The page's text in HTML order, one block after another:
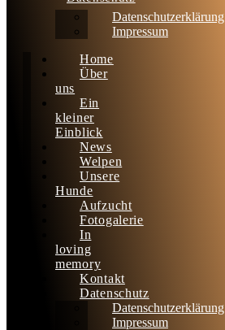
Datenschutzerklärung
Impressum
Home
Über
uns
Ein
kleiner
Einblick
News
Welpen
Unsere
Hunde
Aufzucht
Fotogalerie
In
loving
memory
Kontakt
Datenschutz
Datenschutzerklärung
Impressum